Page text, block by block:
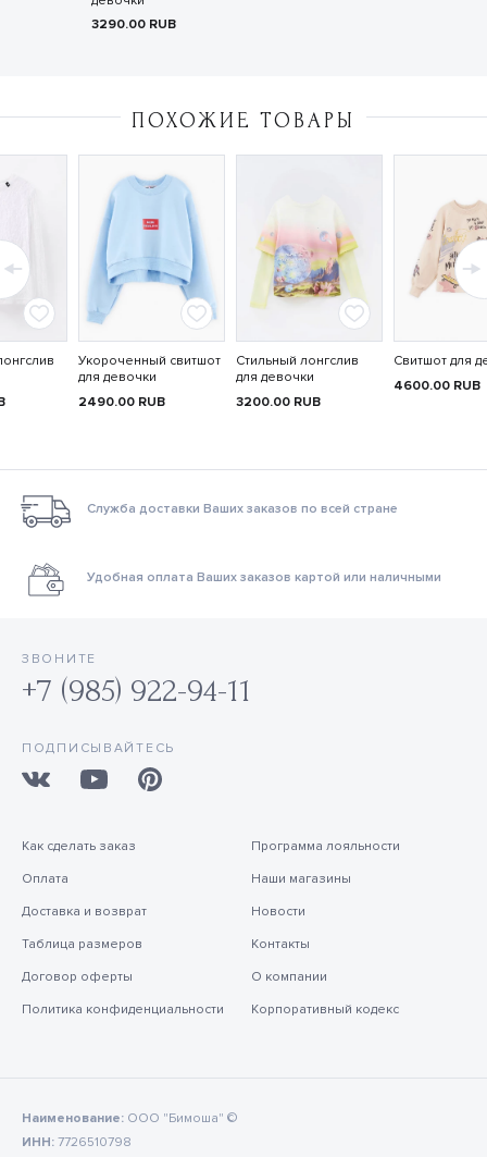
3290.00 RUB
ПОХОЖИЕ ТОВАРЫ
Укороченный свитшот
для девочки
2490.00 RUB
Стильный лонгслив
для девочки
3200.00 RUB
Свитшот для
4600.00 RUB
Служба доставки Ваших заказов по всей стране
Удобная оплата Ваших заказов картой или наличными
ЗВОНИТЕ
+7 (985) 922-94-11
ПОДПИСЫВАЙТЕСЬ
Как сделать заказ
Оплата
Доставка и возврат
Таблица размеров
Договор оферты
Политика конфиденциальности
Программа лояльности
Наши магазины
Новости
Контакты
О компании
Корпоративный кодекс
Наименование: ООО "Бимоша" ©
ИНН: 7726510798